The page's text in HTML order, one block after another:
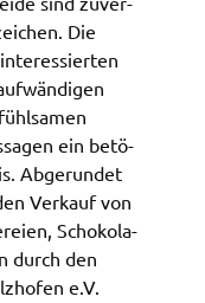
Die
ein betö­
Abge­run­det
Verkauf von
Scho­ko­la­
durch den
e.V.